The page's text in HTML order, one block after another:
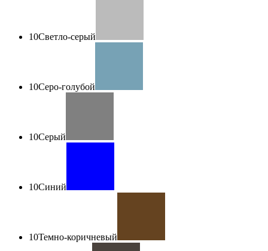
10Светло-серый
10Серо-голубой
10Серый
10Синий
10Темно-коричневый